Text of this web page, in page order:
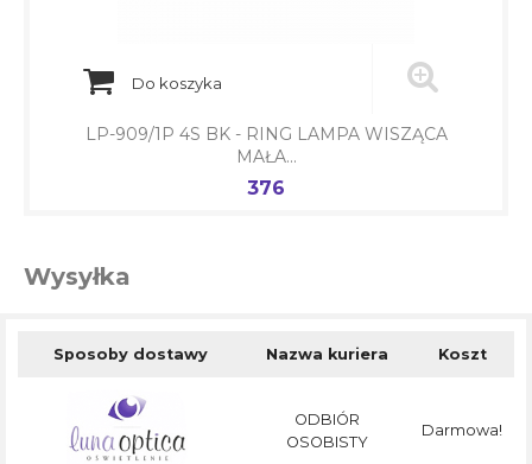
Do koszyka
LP-909/1P 4S BK - RING LAMPA WISZĄCA
MAŁA...
Cena
376
Wysyłka
Sposoby dostawy Nazwa kuriera Koszt
ODBIÓR
OSOBISTY
Darmowa!